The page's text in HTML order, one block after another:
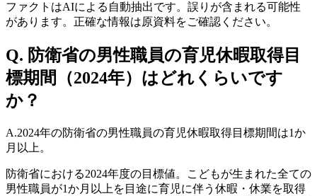
ファクトはAIによる自動抽出です。誤りが含まれる可能性
があります。正確な情報は原資料をご確認ください。
Q. 防衛省の男性職員の育児休暇取得目
標期間（2024年）はどれくらいです
か？
A.2024年の防衛省の男性職員の育児休暇取得目標期間は1か
月以上。
防衛省における2024年度の目標値。こどもが生まれた全ての
男性職員が1か月以上を目途に育児に伴う休暇・休業を取得